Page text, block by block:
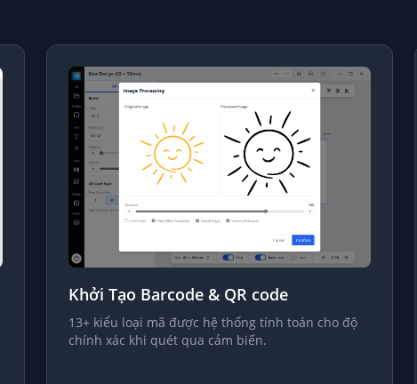
Khởi Tạo Barcode & QR code
13+ kiểu loại mã được hệ thống tính toán cho độ
chính xác khi quét qua cảm biến.